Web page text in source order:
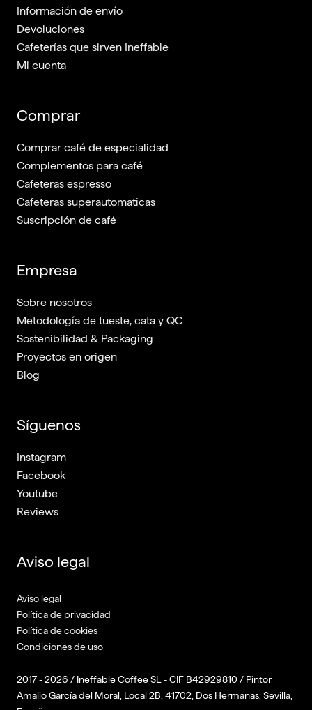
Información de envío
Devoluciones
Cafeterías que sirven Ineffable
Mi cuenta
Comprar
Comprar café de especialidad
Complementos para café
Cafeteras espresso
Cafeteras superautomaticas
Suscripción de café
Empresa
Sobre nosotros
Metodología de tueste, cata y QC
Sostenibilidad & Packaging
Proyectos en origen
Blog
Síguenos
Instagram
Facebook
Youtube
Reviews
Aviso legal
Aviso legal
Política de privacidad
Política de cookies
Condiciones de uso
2017 - 2026 / Ineffable Coffee SL - CIF B42929810 / Pintor
Amalio García del Moral, Local 2B, 41702, Dos Hermanas, Sevilla,